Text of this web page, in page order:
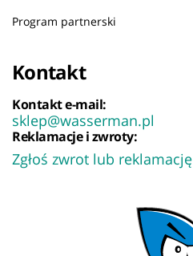
Program partnerski
Kontakt
Kontakt e-mail:
sklep@wasserman.pl
Reklamacje i zwroty:
Zgłoś zwrot lub reklamację